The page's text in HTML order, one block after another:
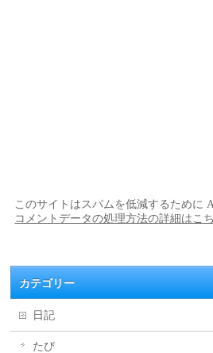
このサイトはスパムを低減するために
コメントデータの処理方法の詳細はこ
カテゴリー
日記
たび